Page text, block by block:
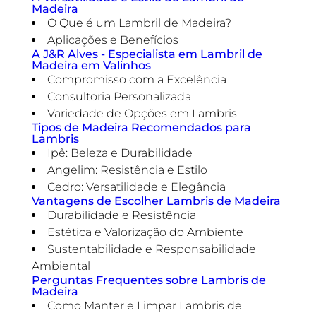
Madeira
O Que é um Lambril de Madeira?
Aplicações e Benefícios
A J&R Alves - Especialista em Lambril de
Madeira em Valinhos
Compromisso com a Excelência
Consultoria Personalizada
Variedade de Opções em Lambris
Tipos de Madeira Recomendados para
Lambris
Ipê: Beleza e Durabilidade
Angelim: Resistência e Estilo
Cedro: Versatilidade e Elegância
Vantagens de Escolher Lambris de Madeira
Durabilidade e Resistência
Estética e Valorização do Ambiente
Sustentabilidade e Responsabilidade
Ambiental
Perguntas Frequentes sobre Lambris de
Madeira
Como Manter e Limpar Lambris de